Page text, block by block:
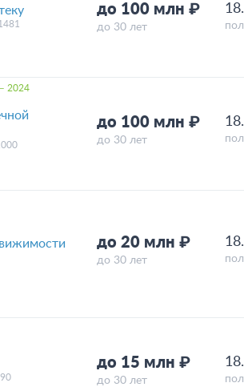
до 100 млн ₽
до 30 лет
2024
до 100 млн ₽
до 30 лет
до 20 млн ₽
до 30 лет
до 15 млн ₽
до 30 лет